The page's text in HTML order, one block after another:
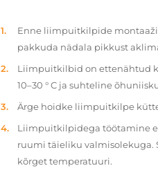
Enne liimpuitkilpide
pakkuda nädala pikkust
Liimpuitkilbid on ettenähtud
10–30 ° C ja suhteline
Ärge hoidke liimpuitkilpe
Liimpuitkilpidega töötamine
ruumi täieliku valmisolekuga.
kõrget temperatuuri.